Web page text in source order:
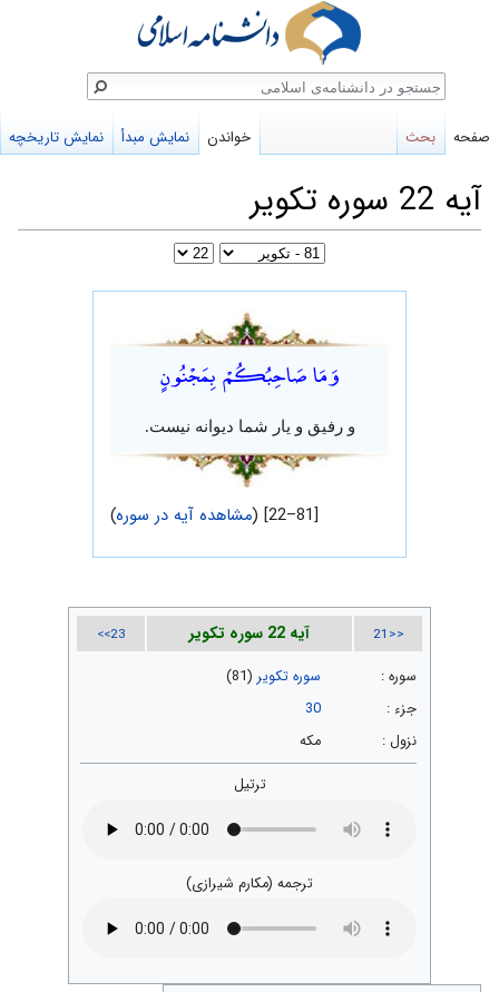
آیه 22 سوره تکویر
وَمَا صَاحِبُكُمْ بِمَجْنُونٍ
و رفیق و یار شما دیوانه نیست.
[81–22] ( مشاهده آیه در سوره)
<<21 آیه 22 سوره تکویر 23>>
سوره : سوره تکویر (81)
جزء :
30
نزول :
مکه
ترتیل
ترجمه (مکارم شیرازی)
صفحه بحث خواندن نمایش مبدأ نمایش تاریخچه
جستجو